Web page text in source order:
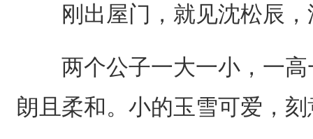
刚出屋门，就见沈松辰，
两个公子一大一小，一高
朗且柔和。小的玉雪可爱，